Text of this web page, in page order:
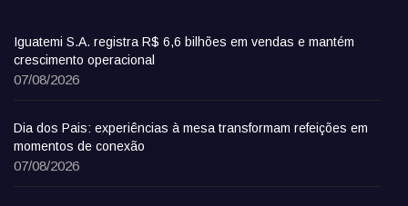
Iguatemi S.A. registra R$ 6,6 bilhões em vendas e mantém
crescimento operacional
07/08/2026
Dia dos Pais: experiências à mesa transformam refeições em
momentos de conexão
07/08/2026